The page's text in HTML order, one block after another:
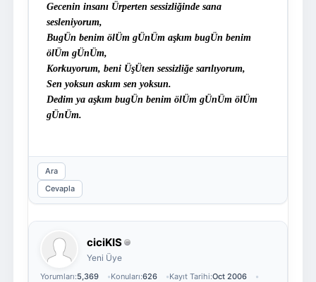
Gecenin insanı Ürperten sessizliğinde sana
sesleniyorum,
BugÜn benim ölÜm gÜnÜm aşkım bugÜn benim
ölÜm gÜnÜm,
Korkuyorum, beni ÜşÜten sessizliğe sarılıyorum,
Sen yoksun askım sen yoksun.
Dedim ya aşkım bugÜn benim ölÜm gÜnÜm ölÜm
gÜnÜm.
Ara
Cevapla
ciciKIS
Yeni Üye
Yorumları:5,369 Konuları:626 Kayıt Tarihi:Oct 2006